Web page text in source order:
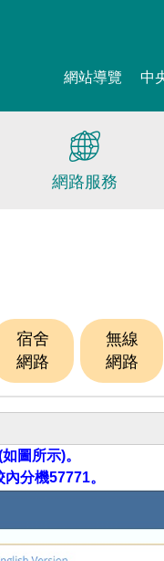
網站導覽 中
網路服務
宿舍
網路
無線
網路
圖所示)。
分機57771。